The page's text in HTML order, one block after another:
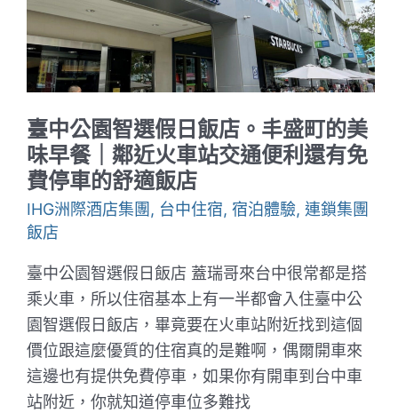
開
幕
的
輕
裝
旅
店
｜
絕
佳
的
交
通
位
置
與
舒
適
的
慵
懶
空
間
臺中公園智選假日飯店。丰盛町的美
味早餐｜鄰近火車站交通便利還有免
費停車的舒適飯店
IHG洲際酒店集團 , 台中住宿, 宿泊體驗, 連鎖集團
飯店
臺中公園智選假日飯店 蓋瑞哥來台中很常都是搭
乘火車，所以住宿基本上有一半都會入住臺中公
園智選假日飯店，畢竟要在火車站附近找到這個
價位跟這麼優質的住宿真的是難啊，偶爾開車來
這邊也有提供免費停車，如果你有開車到台中車
站附近，你就知道停車位多難找